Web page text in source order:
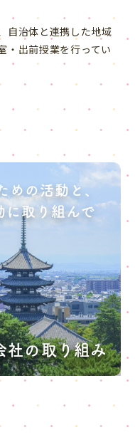
自治体と連携した地域
・出前授業を行ってい
めの活動と、
に取り組んで
社の取り組み